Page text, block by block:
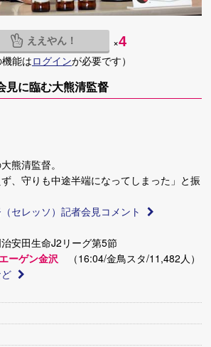
ええやん！ ×4
機能はログインが必要です）
見に臨む大熊清監督
熊清監督。
ず、守りも中途半端になってしまった」と振
セレッソ）記者会見コメント
安田生命J2リーグ第5節
ーゲン金沢 （16:04/金鳥スタ/11,482人）